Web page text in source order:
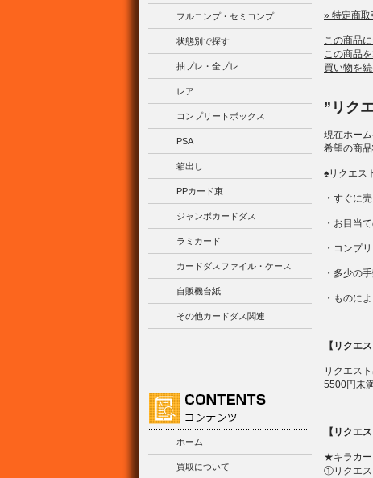
フルコンプ・セミコンプ
状態別で探す
抽プレ・全プレ
レア
コンプリートボックス
PSA
箱出し
PPカード束
ジャンボカードダス
ラミカード
カードダスファイル・ケース
自販機台紙
その他カードダス関連
ホーム
買取について
» 特定商
この商品
この商品
買い物を
”リク
現在ホー
希望の商
♠リクエス
・すぐに
・お目当
・コンプ
・多少の
・ものに
【リクエ
リクエス
5500円未
【リクエ
★キラカー
①リクエス